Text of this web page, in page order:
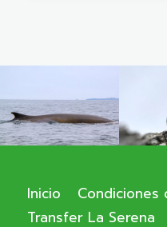
Inicio Condiciones
Transfer La Serena